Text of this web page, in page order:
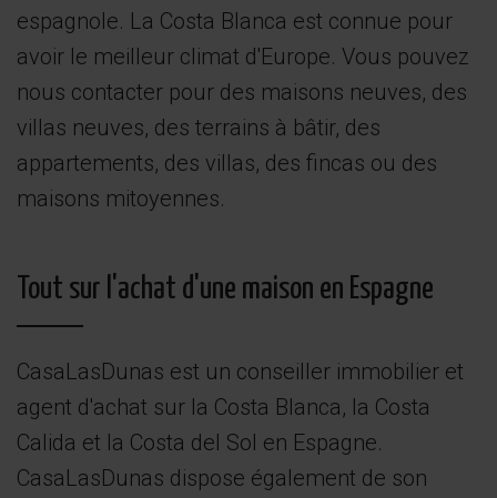
espagnole. La Costa Blanca est connue pour
avoir le meilleur climat d'Europe. Vous pouvez
nous contacter pour des maisons neuves, des
villas neuves, des terrains à bâtir, des
appartements, des villas, des fincas ou des
maisons mitoyennes.
Tout sur l'achat d'une maison en Espagne
CasaLasDunas est un conseiller immobilier et
agent d'achat sur la Costa Blanca, la Costa
Calida et la Costa del Sol en Espagne.
CasaLasDunas dispose également de son